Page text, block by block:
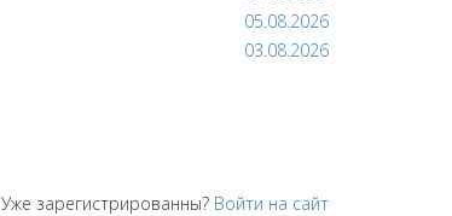
05.08.2026
03.08.2026
Уже зарегистрированны? Войти на сайт